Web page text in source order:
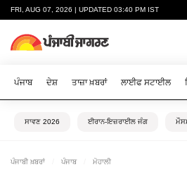
FRI, AUG 07, 2026 | UPDATED 03:40 PM IST
ਪੰਜਾਬ ਦੇਸ਼ ਤਾਜ਼ਾ ਖ਼ਬਰਾਂ ਲਾਈਫ ਸਟਾਈਲ
ਸਾਵਣ 2026 ਈਰਾਨ-ਇਜ਼ਰਾਈਲ ਜੰਗ
ਪੰਜਾਬੀ ਖ਼ਬਰਾਂ ਪੰਜਾਬ ਮੋਹਾਲੀ